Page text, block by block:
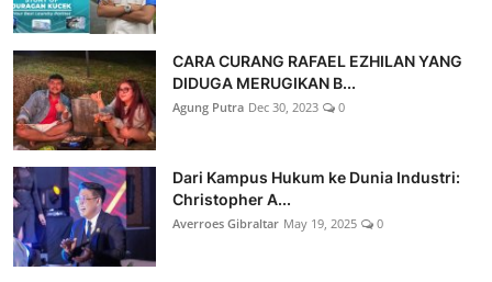
CARA CURANG RAFAEL EZHILAN YANG
DIDUGA MERUGIKAN B...
Agung Putra Dec 30, 2023 0
Dari Kampus Hukum ke Dunia Industri:
Christopher A...
Averroes Gibraltar May 19, 2025 0